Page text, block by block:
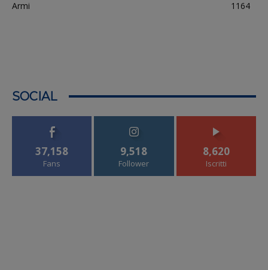
Armi 1164
SOCIAL
37,158
Fans
9,518
Follower
8,620
Iscritti